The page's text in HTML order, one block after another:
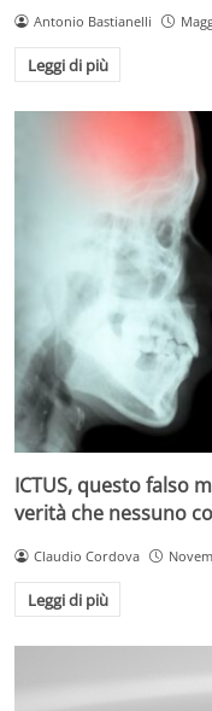
Antonio Bastianelli
Leggi di più
ICTUS, questo falso
verità che nessuno
Claudio Cordova
Leggi di più